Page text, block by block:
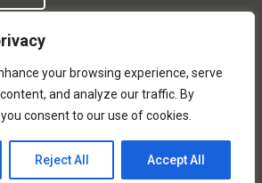
your browsing experience, serve
and analyze our traffic. By
consent to our use of cookies.
Reject All Accept All
S.p.a. – Tutti i diritti riservati. Via
- P. Iva e Registro delle imprese di
Capitale Sociale
Torino: 680448
T
w